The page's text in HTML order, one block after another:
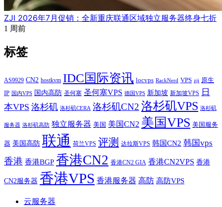
ZJI 2026年7月促销：全新重庆联通区域独立服务器终身七折
1 周前
标签
AS9929 CN2 hostkvm IDC国际资讯 locvps RackNerd VPS zji 原生
IP 国内VPS 国内高防 圣何塞 圣何塞VPS 德国VPS 新加坡 新加坡VPS
日
本VPS 洛杉矶 洛杉矶CERA 洛杉矶CN2 洛杉矶VPS 洛杉矶
服务器 洛杉矶高防 独立服务器 美国 美国CN2 美国VPS 美国服务
器 美国高防 联通 荷兰VPS 评测 达拉斯VPS 韩国CN2 韩国vps
香港 香港BGP 香港CN2 香港CN2 GIA 香港CN2VPS 香港
CN2服务器 香港VPS 香港服务器 高防 高防VPS
云服务器